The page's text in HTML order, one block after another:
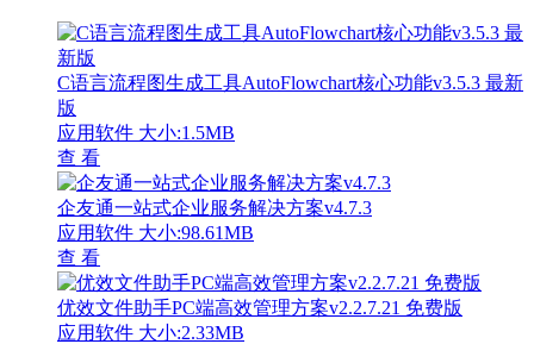
C语言流程图生成工具AutoFlowchart核心功能v3.5.3 最新
版
应用软件 大小:1.5MB
查 看
企友通一站式企业服务解决方案v4.7.3
应用软件 大小:98.61MB
查 看
优效文件助手PC端高效管理方案v2.2.7.21 免费版
应用软件 大小:2.33MB